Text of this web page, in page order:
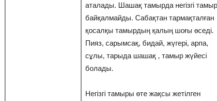
аталады. Шашақ тамырда негізгі тамыр
байқалмайды. Сабақтан тармақталған
қосалқы тамырдың қалың шоғы өседі.
Пияз, сарымсақ, бидай, жүгері, арпа,
сұлы, тарыда шашақ , тамыр жүйесі
болады.
Негізгі тамыры өте жақсы жетілген